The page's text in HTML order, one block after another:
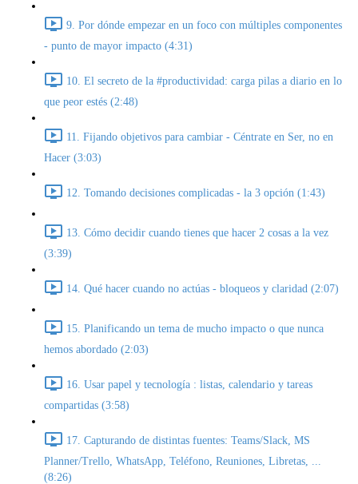
9. Por dónde empezar en un foco con múltiples componentes
- punto de mayor impacto (4:31)
10. El secreto de la #productividad: carga pilas a diario en lo
que peor estés (2:48)
11. Fijando objetivos para cambiar - Céntrate en Ser, no en
Hacer (3:03)
12. Tomando decisiones complicadas - la 3 opción (1:43)
13. Cómo decidir cuando tienes que hacer 2 cosas a la vez
(3:39)
14. Qué hacer cuando no actúas - bloqueos y claridad (2:07)
15. Planificando un tema de mucho impacto o que nunca
hemos abordado (2:03)
16. Usar papel y tecnología : listas, calendario y tareas
compartidas (3:58)
17. Capturando de distintas fuentes: Teams/Slack, MS
Planner/Trello, WhatsApp, Teléfono, Reuniones, Libretas, ...
(8:26)